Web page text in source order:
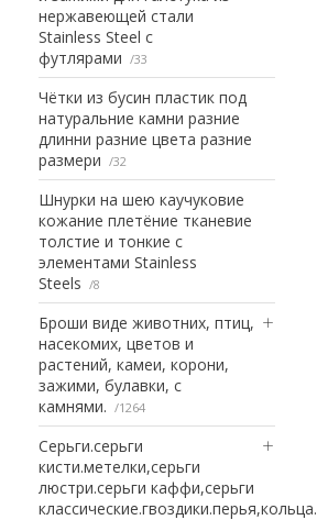
нержавеющей стали
Stainless Steel с
футлярами
33
Чётки из бусин пластик под
натуральние камни разние
длинни разние цвета разние
размери
32
Шнурки на шею каучуковие
кожание плетёние тканевие
толстие и тонкие с
элементами Stainless
Steels
8
Броши виде животних, птиц,
насекомих, цветов и
растений, камеи, корони,
зажими, булавки, с
камнями.
1264
Серьги.серьги
кисти.метелки,серьги
люстри.серьги каффи,серьги
классические.гвоздики.перья,кольца.